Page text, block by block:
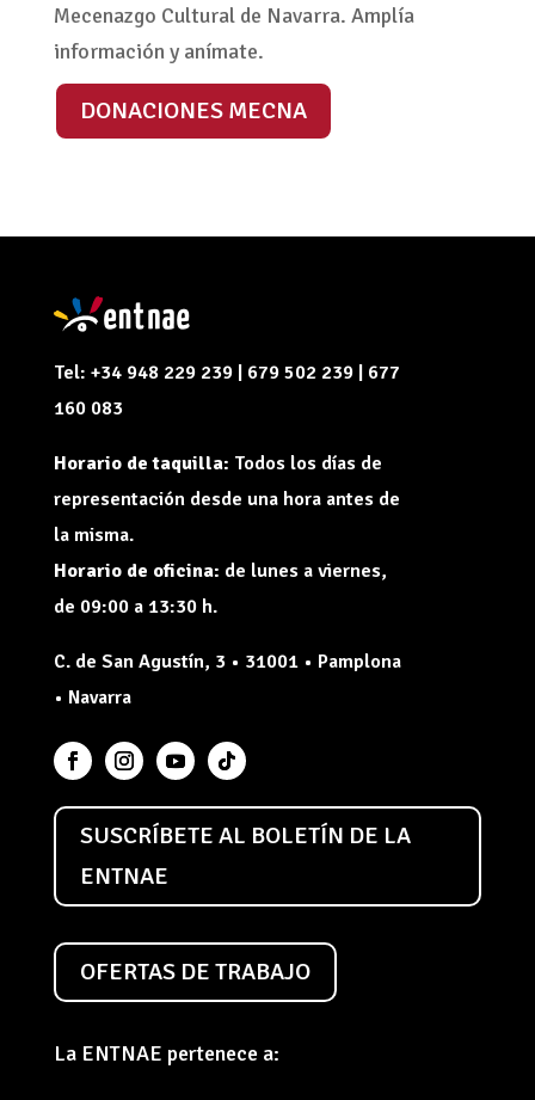
Mecenazgo Cultural de Navarra. Amplía
información y anímate.
DONACIONES MECNA
Tel: +34 948 229 239 | 679 502 239 | 677
160 083
Horario de taquilla: Todos los días de
representación desde una hora antes de
la misma.
Horario de oficina: de lunes a viernes,
de 09:00 a 13:30 h.
C. de San Agustín, 3 • 31001 • Pamplona
• Navarra
SUSCRÍBETE AL BOLETÍN DE LA
ENTNAE
OFERTAS DE TRABAJO
La ENTNAE pertenece a: